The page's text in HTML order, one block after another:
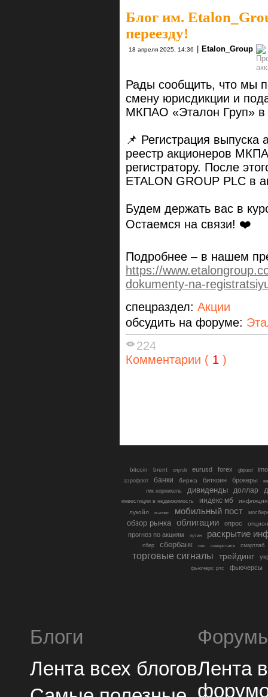
Блог им.
переезду!
18 апреля 2025, 14:36 Etalon_Group
Рады сообщить, что мы
смену юрисдикции и
МКПАО «Эталон Груп» в
📌 Регистрация
реестр акционеров
регистратору. После
ETALON GROUP PLC в
Будем держать вас в
Остаемся на связи! ❤️
Подробнее – в нашем
https://
dokumenty-na-
спецраздел: Акции
обсудить на форуме:
224
Комментарии ( 1 )
bitcoin brent cnyrub eurusd forex gbpusd
аэрофлот банки биржа биткоин брокеры
гмк норникель
дивиденды доллар
инвестиции в недвижимость индекс мб
инфляция
лукойл
магнит мобильный пост
обзор рынка облигации опрос
прогноз по акциям путин раскрытие
сбер сбербанк сво северсталь смартлаб
торговые сигналы трейдинг
фьючерс ртс фьючерсы
Блоги
Лента всех блоговЛента